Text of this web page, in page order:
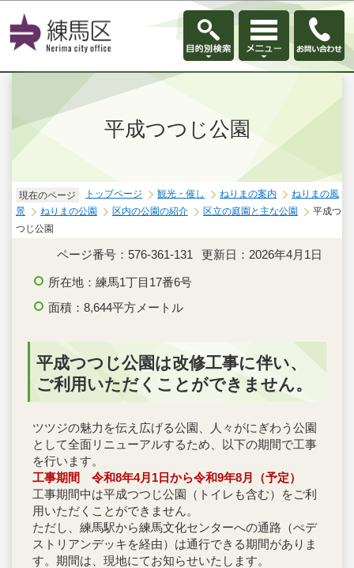
このページの本文へ移動
平成つつじ公園
現在のページ トップページ 観光・催し ねりまの案内
ねりまの風
景
ねりまの公園 区内の公園の紹介 区立の庭園と主な公園
平成つ
つじ公園
ページ番号：576-361-131 更新日：2026年4月1日
所在地：練馬1丁目17番6号
面積：8,644平方メートル
平成つつじ公園は改修工事に伴い、
ご利用いただくことができません。
ツツジの魅力を伝え広げる公園、人々がにぎわう公園
として全面リニューアルするため、以下の期間で工事
を行います。
工事期間 令和8年4月1日から令和9年8月（予定）
工事期間中は平成つつじ公園（トイレも含む）をご利
用いただくことができません。
ただし、練馬駅から練馬文化センターへの通路（ぺデ
ストリアンデッキを経由）は通行できる期間がありま
す。期間は、現地にてお知らせいたします。